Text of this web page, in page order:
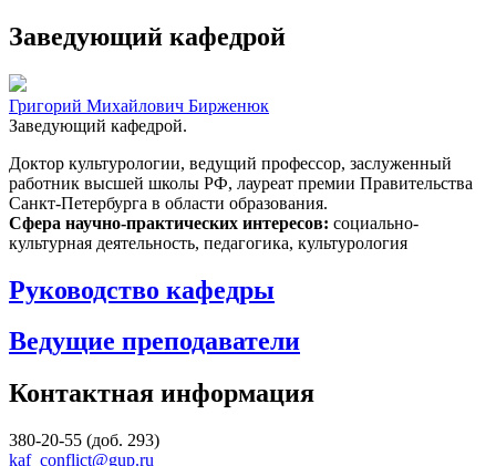
Заведующий кафедрой
Григорий Михайлович Бирженюк
Заведующий кафедрой.
Доктор культурологии, ведущий профессор, заслуженный
работник высшей школы РФ, лауреат премии Правительства
Санкт-Петербурга в области образования.
Сфера научно-практических интересов: социально-
культурная деятельность, педагогика, культурология
Руководство кафедры
Ведущие преподаватели
Контактная информация
380-20-55 (доб. 293)
kaf_conflict@gup.ru